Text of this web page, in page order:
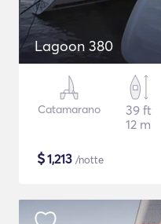
Lagoon 380
Catamarano
39 ft
12 m
$1,213 /notte